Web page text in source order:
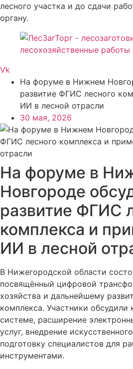
лесного участка и до сдачи
органу.
Vk
На форуме в Нижнем
развитие ФГИС лесного
ИИ в лесной отрасли
30 мая, 2026
На форуме в
Новгороде
развитие ФГИС
комплекса и
ИИ в лесной
В Нижегородской области
посвящённый цифровой
хозяйства и дальнейшему
комплекса. Участники обсудили
системе, расширение
услуг, внедрение
подготовку специалистов для
инструментами.